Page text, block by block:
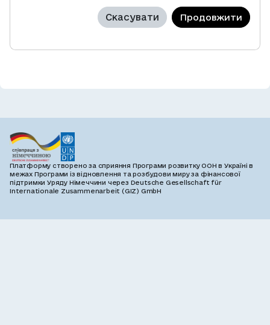
Скасувати Продовжити
Платформу створено за сприяння Програми розвитку ООН в Україні в
межах Програми із відновлення та розбудови миру за фінансової
підтримки Уряду Німеччини через Deutsche Gesellschaft für
Internationale Zusammenarbeit (GIZ) GmbH